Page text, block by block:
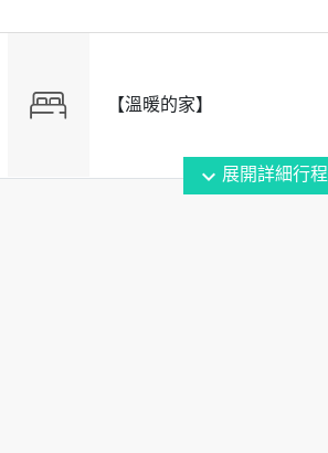
【溫暖的家】
expand_more展開詳細行程